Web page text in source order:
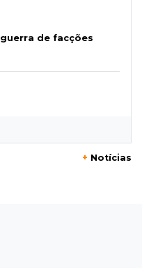
de facções
de cães "fake"
olho espera por
+ Notícias